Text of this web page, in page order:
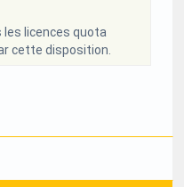
les licences quota
cette disposition.